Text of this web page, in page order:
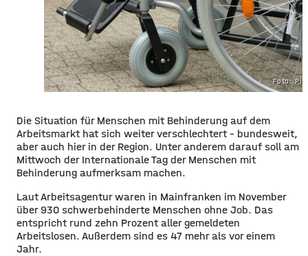
Foto:
Die Situation für Menschen mit Behinderung auf dem
Arbeitsmarkt hat sich weiter verschlechtert – bundesweit,
aber auch hier in der Region. Unter anderem darauf soll am
Mittwoch der Internationale Tag der Menschen mit
Behinderung aufmerksam machen.
Laut Arbeitsagentur waren in Mainfranken im November
über 930 schwerbehinderte Menschen ohne Job. Das
entspricht rund zehn Prozent aller gemeldeten
Arbeitslosen. Außerdem sind es 47 mehr als vor einem
Jahr.